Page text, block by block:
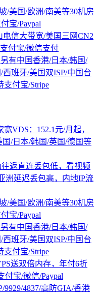
/美国/欧洲/南美等30机房
宝/Paypal
电信大带宽/美国三网CN2
付宝/微信支付
有中国香港/日本/韩国/
班牙/美国双ISP/中国台
支付宝/Stripe
VDS：152.1元/月起，
/日本/韩国/英国/德国等
返直连丢包低，看视频
洲延迟丢包高，内地IP流
/美国/欧洲/南美等30机房
宝/Paypal
有中国香港/日本/韩国/
班牙/美国双ISP/中国台
支付宝/Stripe
送双倍内存，年付6折
付宝/微信/Paypal
9929/4837/高防GIA/香港